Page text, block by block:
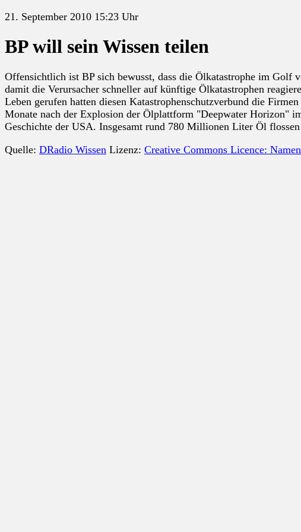
21. September 2010 15:23 Uhr
BP will sein Wissen teilen
Offensichtlich ist BP sich bewusst, dass die Ölkatastrophe im
damit die Verursacher schneller auf künftige Ölkatastrophen
Leben gerufen hatten diesen Katastrophenschutzverbund die
Monate nach der Explosion der Ölplattform "Deepwater Horizon"
Geschichte der USA. Insgesamt rund 780 Millionen Liter Öl
Quelle: DRadio Wissen Lizenz: Creative Commons Licence: